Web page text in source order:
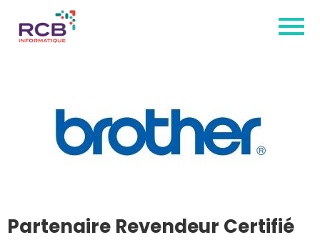
Partenaire Revendeur Certifié